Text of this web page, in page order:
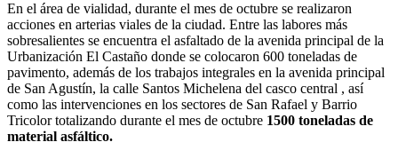
En el área de vialidad, durante el mes de octubre se realizaron
acciones en arterias viales de la ciudad. Entre las labores más
sobresalientes se encuentra el asfaltado de la avenida principal de la
Urbanización El Castaño donde se colocaron 600 toneladas de
pavimento, además de los trabajos integrales en la avenida principal
de San Agustín, la calle Santos Michelena del casco central , así
como las intervenciones en los sectores de San Rafael y Barrio
Tricolor totalizando durante el mes de octubre 1500 toneladas de
material asfáltico.